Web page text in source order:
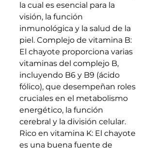
la cual es esencial para la
visión, la función
inmunológica y la salud de la
piel. Complejo de vitamina B:
El chayote proporciona varias
vitaminas del complejo B,
incluyendo B6 y B9 (ácido
fólico), que desempeñan roles
cruciales en el metabolismo
energético, la función
cerebral y la división celular.
Rico en vitamina K: El chayote
es una buena fuente de